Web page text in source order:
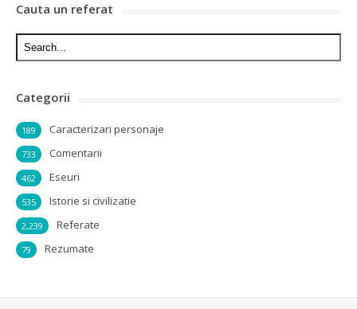
Cauta un referat
Categorii
Caracterizari personaje
189
Comentarii
733
Eseuri
462
Istorie si civilizatie
535
Referate
2,239
Rezumate
79